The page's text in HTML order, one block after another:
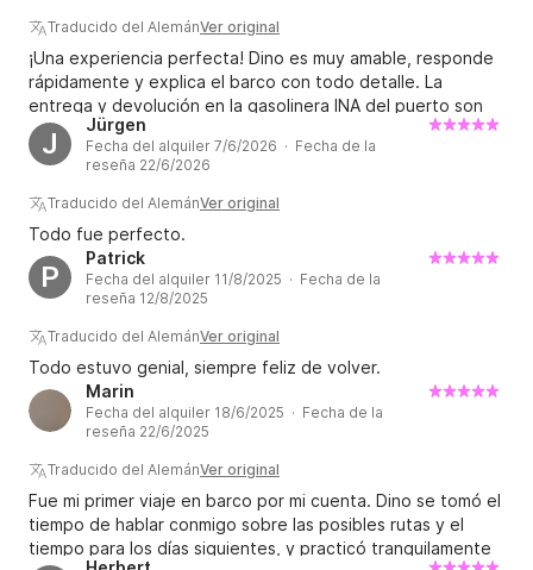
Traducido del AlemánVer original
¡Una experiencia perfecta! Dino es muy amable, responde
rápidamente y explica el barco con todo detalle. La
entrega y devolución en la gasolinera INA del puerto son
sencillas y transparentes, ya que se reposta directamente
al precio vigente del combustible. El barco estaba en
excelentes condiciones. El motor de 150 CV proporciona
potencia de sobra, y con sistema de navegación, toma de
corriente de 12 V, ducha y mesa, tiene todo lo necesario
para disfrutar de un día en el agua. Volveríamos a alquilarle
a Dino sin dudarlo. ¡Muy recomendable!
J
Jürgen
Fecha del alquiler 7/6/2026 · Fecha de la
reseña 22/6/2026
Traducido del AlemánVer original
Todo fue perfecto.
P
Patrick
Fecha del alquiler 11/8/2025 · Fecha de la
reseña 12/8/2025
Traducido del AlemánVer original
Todo estuvo genial, siempre feliz de volver.
Marin
Fecha del alquiler 18/6/2025 · Fecha de la
reseña 22/6/2025
Traducido del AlemánVer original
Fue mi primer viaje en barco por mi cuenta. Dino se tomó el
tiempo de hablar conmigo sobre las posibles rutas y el
tiempo para los días siguientes, y practicó tranquilamente